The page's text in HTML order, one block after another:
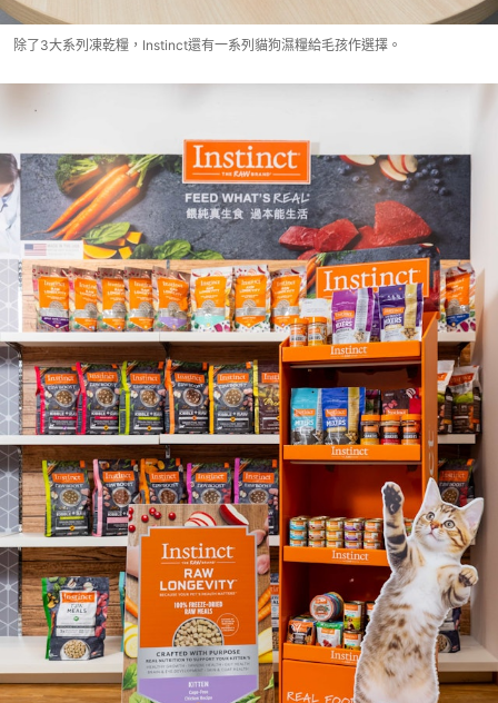
除了3大系列凍乾糧，Instinct還有一系列貓狗濕糧給毛孩作選擇。